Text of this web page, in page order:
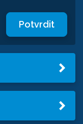
Potvrdit